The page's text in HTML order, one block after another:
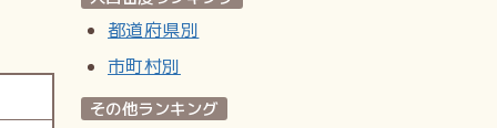
都道府県別
市町村別
その他ランキング